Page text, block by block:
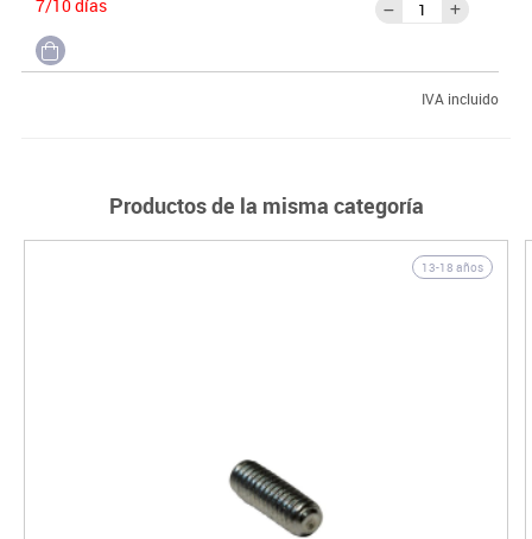
7/10 días
IVA incluido
Productos de la misma categoría
13-18 años